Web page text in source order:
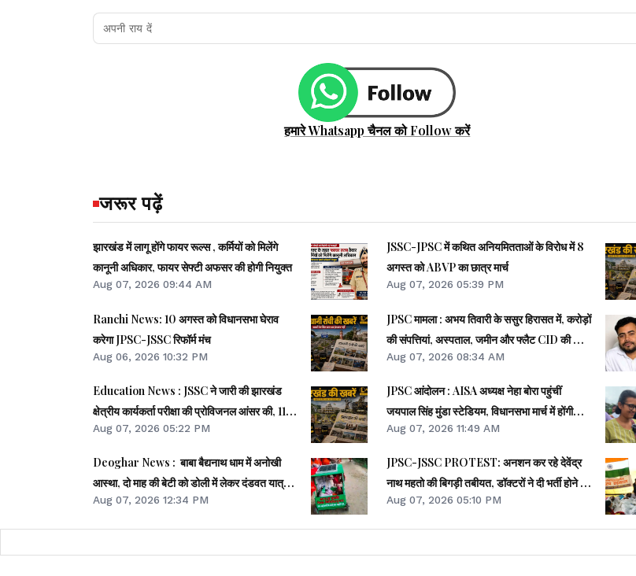
हमारे Whatsapp चैनल को Follow करें
जरूर पढ़ें
झारखंड में लागू होंगे फायर रूल्स , कर्मियों को मिलेंगे
कानूनी अधिकार, फायर सेफ्टी अफसर की होगी नियुक्त
Aug 07, 2026 09:44 AM
Ranchi News: 10 अगस्त को विधानसभा घेराव
करेगा JPSC-JSSC रिफॉर्म मंच
Aug 06, 2026 10:32 PM
Education News : JSSC ने जारी की झारखंड
क्षेत्रीय कार्यकर्ता परीक्षा की प्रोविजनल आंसर की, 11
अगस्त तक दर्ज करे आपत्ति
Aug 07, 2026 05:22 PM
Deoghar News : बाबा बैद्यनाथ धाम में अनोखी
आस्था, दो माह की बेटी को डोली में लेकर दंडवत यात्रा
कर रहे पिता
Aug 07, 2026 12:34 PM
JSSC-JPSC में कथित अनियमितताओं के विरोध में 8
अगस्त को ABVP का छात्र मार्च
Aug 07, 2026 05:39 PM
JPSC मामला : अभय तिवारी के ससुर हिरासत में, करोड़ों
की संपत्तियां, अस्पताल, जमीन और फ्लैट CID की जांच
के दायरे में
Aug 07, 2026 08:34 AM
JPSC आंदोलन : AISA अध्यक्ष नेहा बोरा पहुंचीं
जयपाल सिंह मुंडा स्टेडियम, विधानसभा मार्च में होंगी
शामिल
Aug 07, 2026 11:49 AM
JPSC-JSSC PROTEST: अनशन कर रहे देवेंद्र
नाथ महतो की बिगड़ी तबीयत, डॉक्टरों ने दी भर्ती होने की
सलाह
Aug 07, 2026 05:10 PM